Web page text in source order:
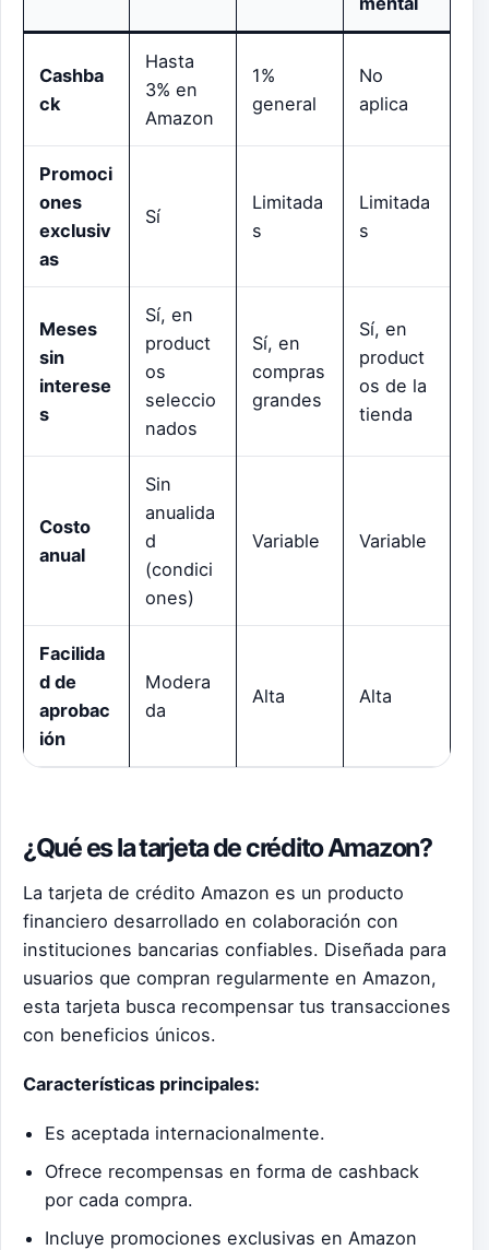
Cashba
ck
Hasta
3% en
Amazon
1%
general
No
aplica
Promoci
ones
exclusiv
as
Sí
Limitada
s
Limitada
s
Meses
sin
interese
s
Sí, en
product
os
seleccio
nados
Sí, en
compras
grandes
Sí, en
product
os de la
tienda
Costo
anual
Sin
anualida
d
(condici
ones)
Variable Variable
Facilida
d de
aprobac
ión
Modera
da
Alta Alta
¿Qué es la tarjeta de crédito Amazon?
La tarjeta de crédito Amazon es un producto
financiero desarrollado en colaboración con
instituciones bancarias confiables. Diseñada para
usuarios que compran regularmente en Amazon,
esta tarjeta busca recompensar tus transacciones
con beneficios únicos.
Características principales:
Es aceptada internacionalmente.
Ofrece recompensas en forma de cashback
por cada compra.
Incluye promociones exclusivas en Amazon